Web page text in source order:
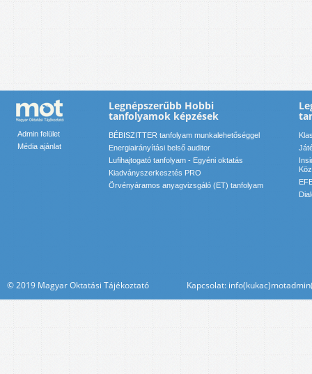
Admin felület
Média ajánlat
Legnépszerűbb Hobbi
tanfolyamok képzések
BÉBISZITTER tanfolyam munkalehetőséggel
Energiairányítási belső auditor
Lufihajtogató tanfolyam - Egyéni oktatás
Kiadványszerkesztés PRO
Örvényáramos anyagvizsgáló (ET) tanfolyam
© 2019 Magyar Oktatási Tájékoztató Kapcsolat: